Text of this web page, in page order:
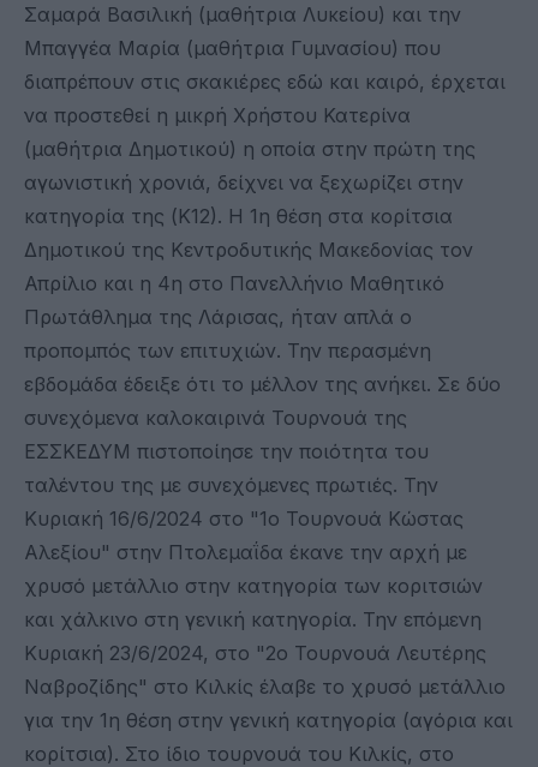
Σαμαρά Βασιλική (μαθήτρια Λυκείου) και την
Μπαγγέα Μαρία (μαθήτρια Γυμνασίου) που
διαπρέπουν στις σκακιέρες εδώ και καιρό, έρχεται
να προστεθεί η μικρή Χρήστου Κατερίνα
(μαθήτρια Δημοτικού) η οποία στην πρώτη της
αγωνιστική χρονιά, δείχνει να ξεχωρίζει στην
κατηγορία της (Κ12). Η 1η θέση στα κορίτσια
Δημοτικού της Κεντροδυτικής Μακεδονίας τον
Απρίλιο και η 4η στο Πανελλήνιο Μαθητικό
Πρωτάθλημα της Λάρισας, ήταν απλά ο
προπομπός των επιτυχιών. Την περασμένη
εβδομάδα έδειξε ότι το μέλλον της ανήκει. Σε δύο
συνεχόμενα καλοκαιρινά Τουρνουά της
ΕΣΣΚΕΔΥΜ πιστοποίησε την ποιότητα του
ταλέντου της με συνεχόμενες πρωτιές. Την
Κυριακή 16/6/2024 στο "1ο Τουρνουά Κώστας
Αλεξίου" στην Πτολεμαΐδα έκανε την αρχή με
χρυσό μετάλλιο στην κατηγορία των κοριτσιών
και χάλκινο στη γενική κατηγορία. Την επόμενη
Κυριακή 23/6/2024, στο "2ο Τουρνουά Λευτέρης
Ναβροζίδης" στο Κιλκίς έλαβε το χρυσό μετάλλιο
για την 1η θέση στην γενική κατηγορία (αγόρια και
κορίτσια). Στο ίδιο τουρνουά του Κιλκίς, στο